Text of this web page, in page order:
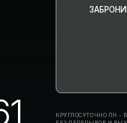
конфиденциальности
проживания